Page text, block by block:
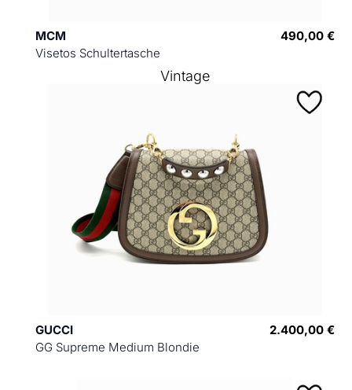
MCM
Visetos Schultertasche
490,00 €
GUCCI
GG Supreme Medium Blondie
2.400,00 €
Vintage